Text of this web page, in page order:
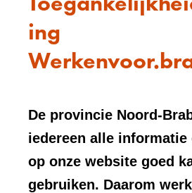
ing
De provincie Noord-
iedereen alle informatie
op onze website goed
gebruiken. Daarom